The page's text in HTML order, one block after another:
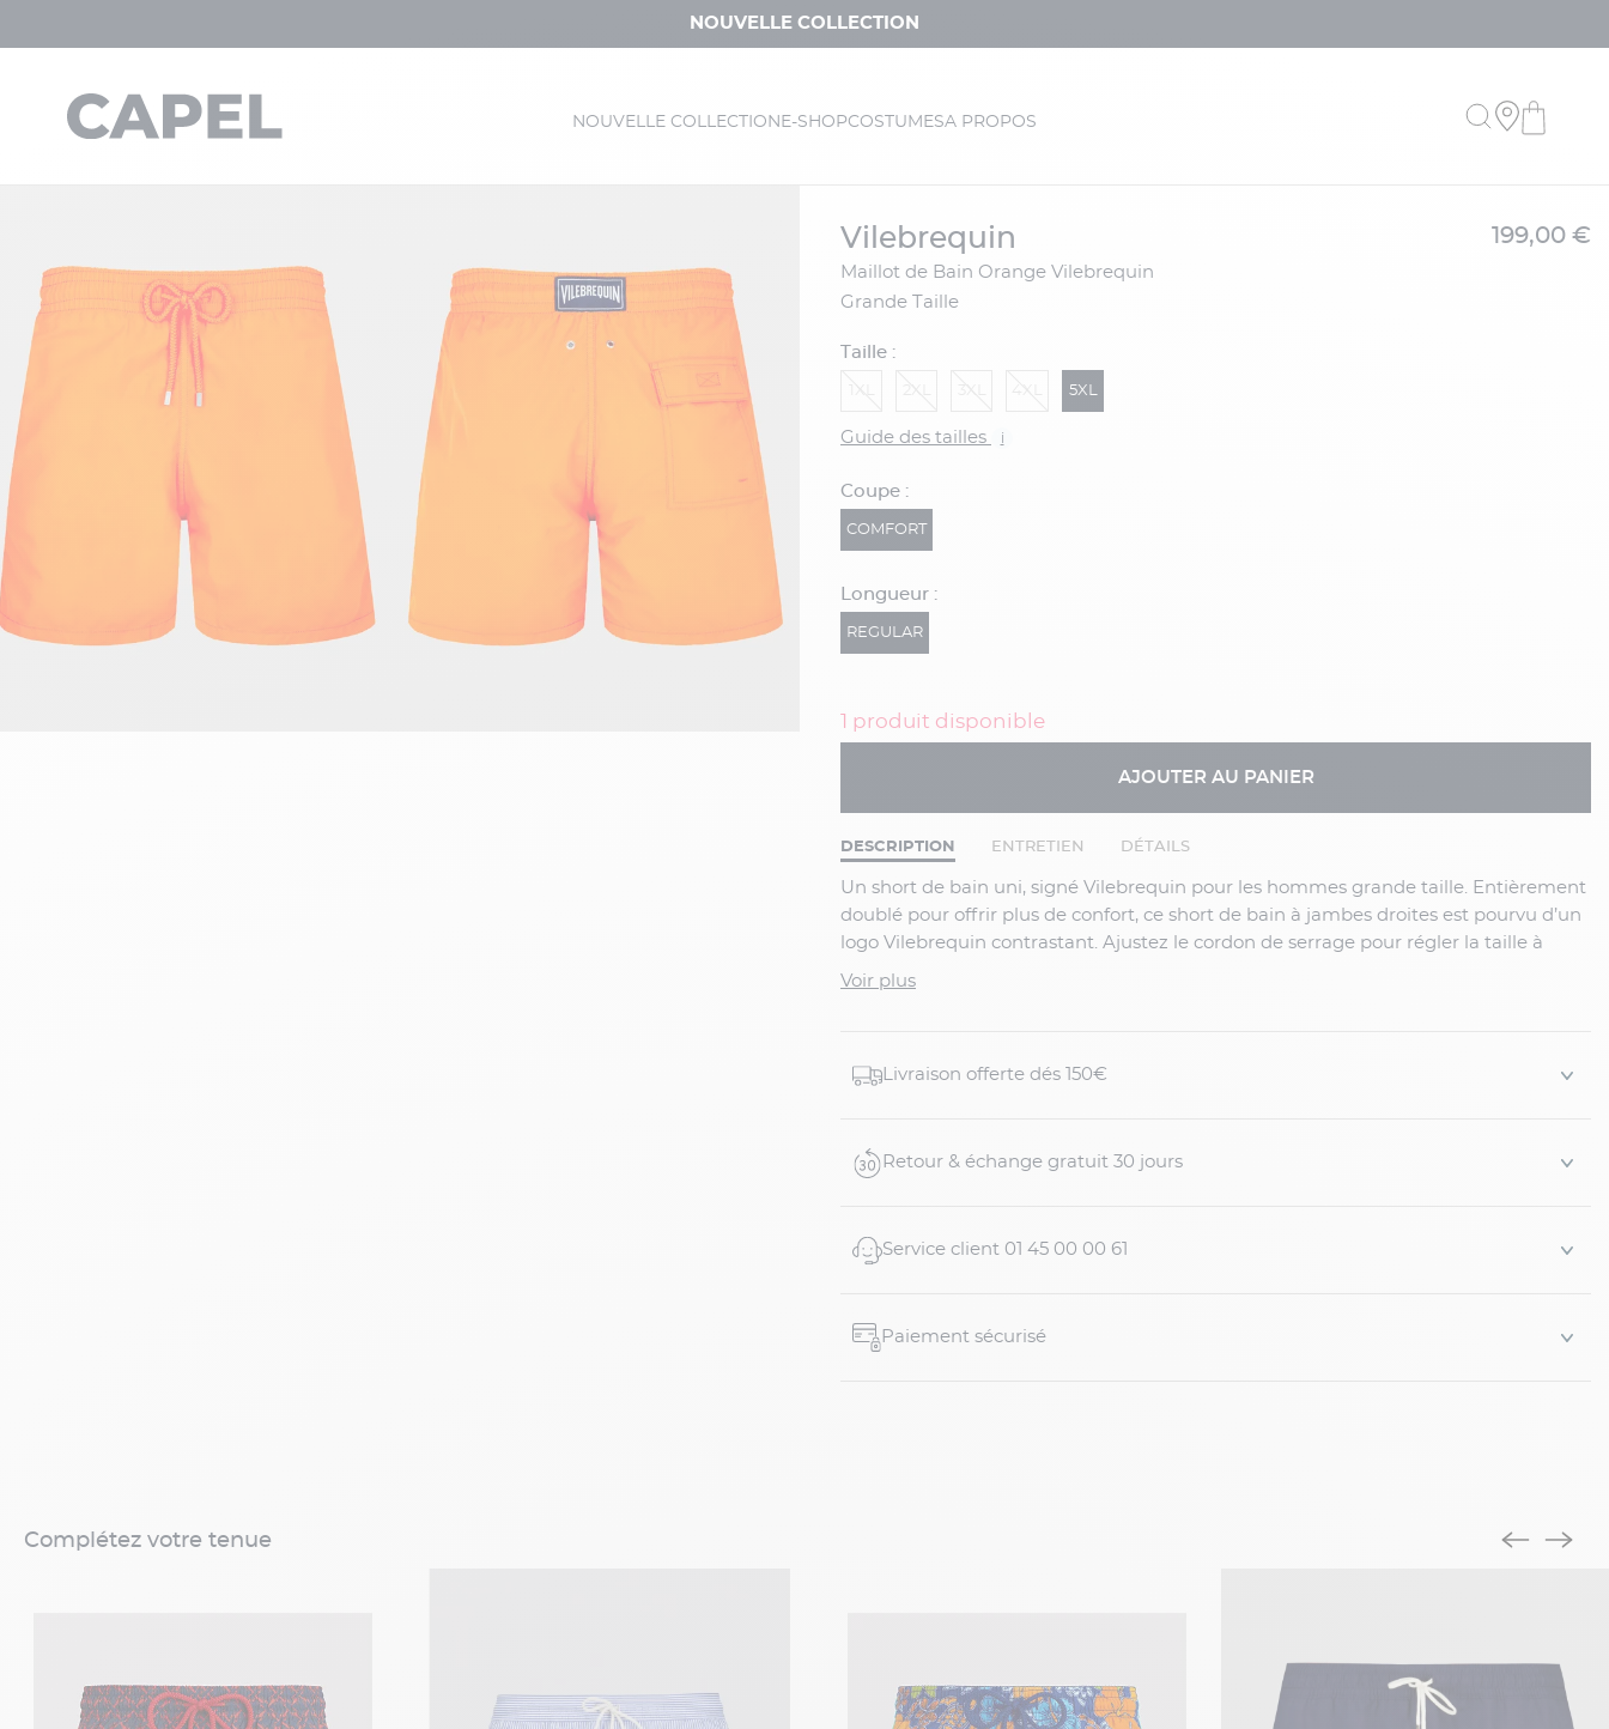
NOUVELLE COLLECTION
NOUVELLE COLLECTION E-SHOPCOSTUMESA PROPOS
vilebrequin
Maillot de Bain Orange Vilebrequin
Grande Taille
199,00 €
Taille :
5XL
Guide des tailles i
Coupe :
COMFORT
Longueur :
REGULAR
1 produit disponible
AJOUTER AU PANIER
DESCRIPTION ENTRETIEN DÉTAILS
Un short de bain uni, signé Vilebrequin pour les hommes grande taille. Entièrement
doublé pour offrir plus de confort, ce short de bain à jambes droites est pourvu d’un
logo Vilebrequin contrastant. Ajustez le cordon de serrage pour régler la taille à
votre convenance.
Voir plus
Livraison offerte dés 150€
Retour & échange gratuit 30 jours
Service client 01 45 00 00 61
Paiement sécurisé
Complétez votre tenue